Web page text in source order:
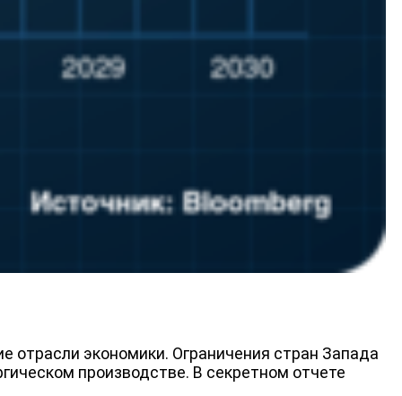
экономики. Ограничения стран Запада
производстве. В секретном отчете